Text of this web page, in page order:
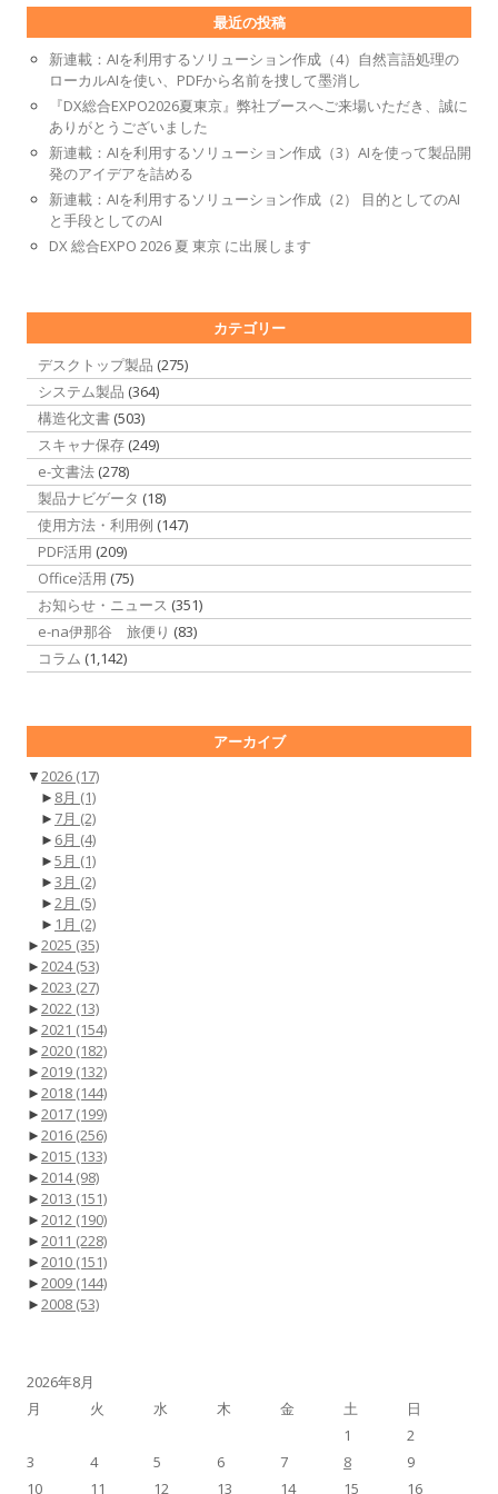
最近の投稿
新連載：AIを利用するソリューション作成（4）自然言語処理の
ローカルAIを使い、PDFから名前を捜して墨消し
『DX総合EXPO2026夏東京』弊社ブースへご来場いただき、誠に
ありがとうございました
新連載：AIを利用するソリューション作成（3）AIを使って製品開
発のアイデアを詰める
新連載：AIを利用するソリューション作成（2） 目的としてのAI
と手段としてのAI
DX 総合EXPO 2026 夏 東京 に出展します
カテゴリー
デスクトップ製品 (275)
システム製品 (364)
構造化文書 (503)
スキャナ保存 (249)
e-文書法 (278)
製品ナビゲータ (18)
使用方法・利用例 (147)
PDF活用 (209)
Office活用 (75)
お知らせ・ニュース (351)
e-na伊那谷 旅便り (83)
コラム (1,142)
アーカイブ
▼2026 (17)
► 8月 (1)
► 7月 (2)
► 6月 (4)
►5月 (1)
►3月 (2)
►2月 (5)
► 1月 (2)
►2025 (35)
►2024(53)
►2023 (27)
►2022 (13)
►2021 (154)
►2020 (182)
►2019 (132)
►2018 (144)
►2017 (199)
►2016 (256)
►2015 (133)
►2014(98)
►2013 (151)
►2012 (190)
►2011 (228)
►2010 (151)
►2009 (144)
►2008 (53)
2026年8月
月
火 水 木 金 土
日
1
2
3
4 5 6 7 8
9
10
11 12 13 14 15 16